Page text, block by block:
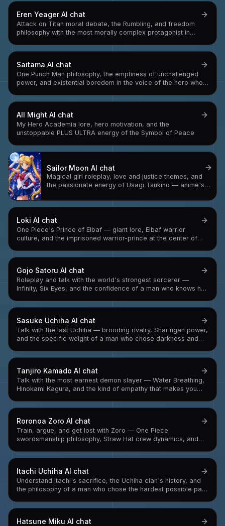
Eren YeagerAI chat
Attack on Titan moral debate, the Rumbling, and freedom
philosophy with the most morally complex protagonist in
Saitama AI chat
One Punch Man philosophy, the emptiness of unchallenged
power, and existential boredom in the voice of the hero who
All Might AI chat
My Hero Academia lore, hero motivation, and the
unstoppable PLUS ULTRA energy of the Symbol of Peace
Sailor Moon AI chat
Magical girl roleplay, love and justice themes, and
the passionate energy of Usagi Tsukino — anime's
Loki AI chat
One Piece's Prince of Elbaf — giant lore, Elbaf warrior
culture, and the imprisoned warrior-prince at the center of
Gojo Satoru AI chat
Roleplay and talk with the world's strongest sorcerer —
Infinity, Six Eyes, and the confidence of a man who knows he
Sasuke Uchiha AI chat
Talk with the last Uchiha — brooding rivalry, Sharingan power,
and the specific weight of a man who chose darkness and
Tanjiro Kamado AI chat
Talk with the most earnest demon slayer — Water Breathing,
Hinokami Kagura, and the kind of empathy that makes you
Roronoa Zoro AI chat
Train, argue, and get lost with Zoro — One Piece
swordsmanship philosophy, Straw Hat crew dynamics, and
swordsman
Itachi Uchiha AI chat
Understand Itachi's sacrifice, the Uchiha clan's history, and
the philosophy of a man who chose the hardest possible path
Hatsune Miku AI chat